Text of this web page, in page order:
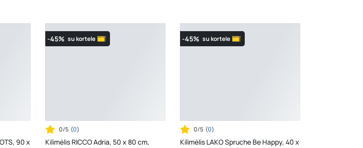
90 x
-45% su kortele
0/5 (0)
Kilimėlis RICCO Adria, 50 x 80 cm,
-45% su kortele
0/5 (0)
Kilimėlis LAKO Spruche Be Happy, 40 x